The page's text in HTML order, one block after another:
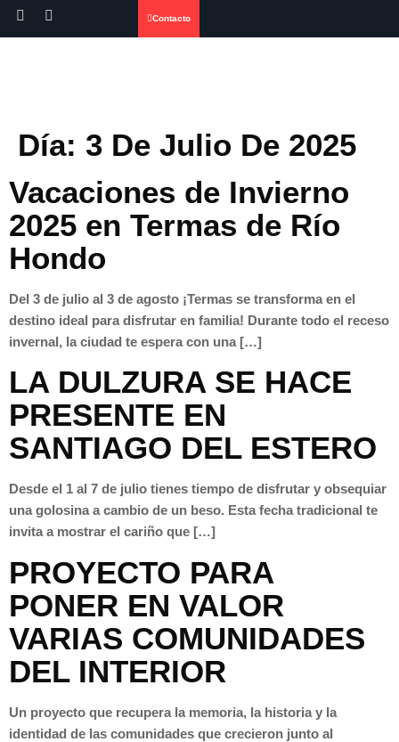
Contacto
Día: 3 De Julio De 2025
Vacaciones de Invierno
2025 en Termas de Río
Hondo
Del 3 de julio al 3 de agosto ¡Termas se transforma en el
destino ideal para disfrutar en familia! Durante todo el receso
invernal, la ciudad te espera con una […]
LA DULZURA SE HACE
PRESENTE EN
SANTIAGO DEL ESTERO
Desde el 1 al 7 de julio tienes tiempo de disfrutar y obsequiar
una golosina a cambio de un beso. Esta fecha tradicional te
invita a mostrar el cariño que […]
PROYECTO PARA
PONER EN VALOR
VARIAS COMUNIDADES
DEL INTERIOR
Un proyecto que recupera la memoria, la historia y la
identidad de las comunidades que crecieron junto al